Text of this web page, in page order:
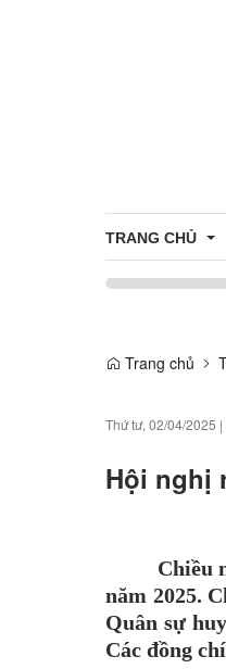
TRANG CHỦ
Trang chủ
Thứ tư, 02/04/2025 |
Hội nghị
Chiều
năm 2025.
Quân sự
Các đồng